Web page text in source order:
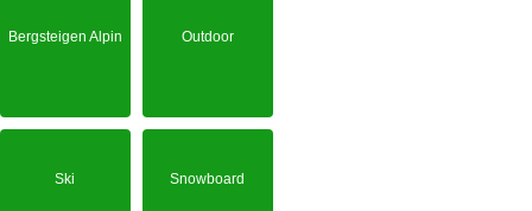
Bergsteigen Alpin Outdoor
Ski Snowboard